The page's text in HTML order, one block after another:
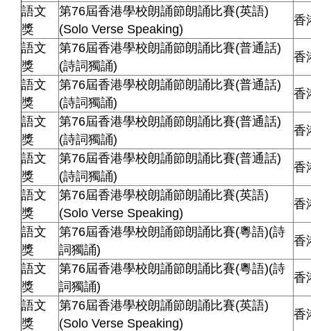
語文
獎
第76屆香港學校朗誦節朗誦比賽(英語)
(Solo Verse Speaking)
香
語文
獎
第76屆香港學校朗誦節朗誦比賽(普通話)
(詩詞獨誦)
香
語文
獎
第76屆香港學校朗誦節朗誦比賽(普通話)
(詩詞獨誦)
香
語文
獎
第76屆香港學校朗誦節朗誦比賽(普通話)
(詩詞獨誦)
香
語文
獎
第76屆香港學校朗誦節朗誦比賽(普通話)
(詩詞獨誦)
香
語文
獎
第76屆香港學校朗誦節朗誦比賽(英語)
(Solo Verse Speaking)
香
語文
獎
第76屆香港學校朗誦節朗誦比賽(粵語)(詩
詞獨誦)
香
語文
獎
第76屆香港學校朗誦節朗誦比賽(粵語)(詩
詞獨誦)
香
語文
獎
第76屆香港學校朗誦節朗誦比賽(英語)
(Solo Verse Speaking)
香